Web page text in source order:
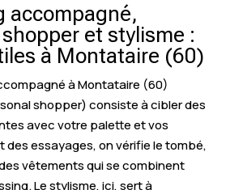
accompagné,
et stylisme :
à Montataire (60)
à Montataire (60)
shopper) consiste à cibler des
avec votre palette et vos
des essayages, on vérifie le tombé,
vêtements qui se combinent
Le stylisme, ici, sert à